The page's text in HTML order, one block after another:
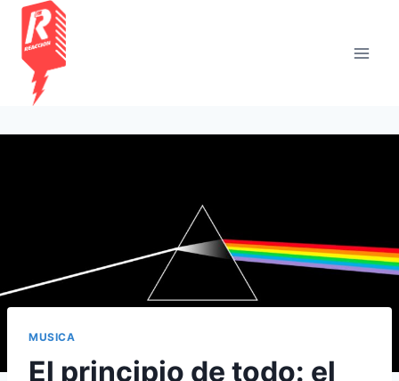
Saltar
contenido
MUSICA
El principio de todo: el